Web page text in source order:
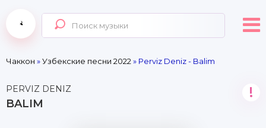
Чаккон »Узбекские песни 2022 » Perviz Deniz - Balim
PERVIZ DENIZ
BALIM
!